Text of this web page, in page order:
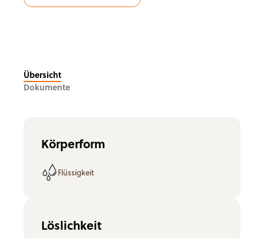
Übersicht
Dokumente
Körperform
Flüssigkeit
Löslichkeit